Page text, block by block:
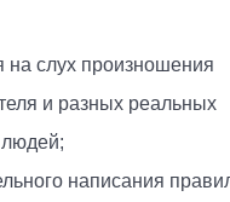
на слух произношения
и разных реальных
написания